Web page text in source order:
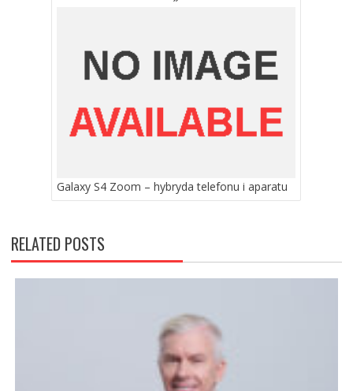
Galaxy S4 Zoom – hybryda telefonu i aparatu
RELATED POSTS